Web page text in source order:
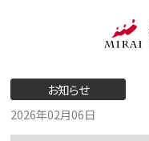
お知らせ
2026年02月06日